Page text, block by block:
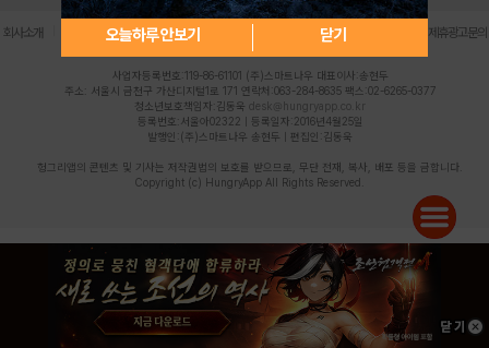
오늘하루 안보기 닫기
회사소개 | 개인정보 처리방침 불법촬영물 신고센터 제휴광고문의
사업자등록번호:119-86-61101 (주)스마트나우 대표이사:송현두
주소: 서울시 금천구 가산디지털1로 171 연락처:063-284-8635 팩스:02-6265-0377
청소년보호책임자:김동욱 desk@hungryapp.co.kr
등록번호:서울아02322 | 등록일자:2016년4월25일
발행인:(주)스마트나우 송현두 | 편집인:김동욱
헝그리앱의 콘텐츠 및 기사는 저작권법의 보호를 받으므로, 무단 전재, 복사, 배포 등을 금합니다.
Copyright (c) HungryApp All Rights Reserved.